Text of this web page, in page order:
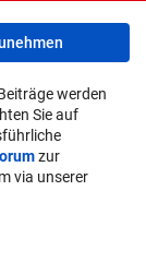
werden
Sie auf
zur
via unserer